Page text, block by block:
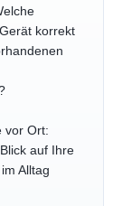
korrekt
vor Ort:
auf Ihre
Alltag